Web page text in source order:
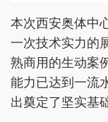
本次西安奥体中
一次技术实力的
熟商用的生动案
能力已达到一流
出奠定了坚实基